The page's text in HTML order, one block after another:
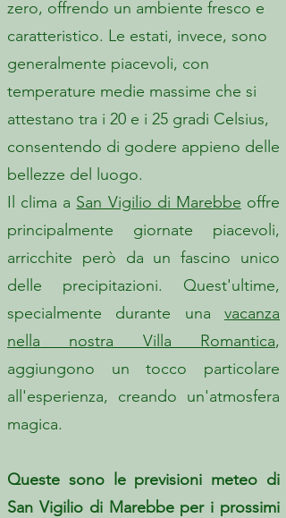
zero, offrendo un ambiente fresco e
caratteristico. Le estati, invece, sono
generalmente piacevoli, con
temperature medie massime che si
attestano tra i 20 e i 25 gradi Celsius,
consentendo di godere appieno delle
bellezze del luogo.
Il clima a San Vigilio di Marebbe offre
principalmente giornate piacevoli,
arricchite però da un fascino unico
delle precipitazioni. Quest'ultime,
specialmente durante una vacanza
nella nostra Villa Romantica,
aggiungono un tocco particolare
all'esperienza, creando un'atmosfera
magica.
Queste sono le previsioni meteo di
San Vigilio di Marebbe per i prossimi